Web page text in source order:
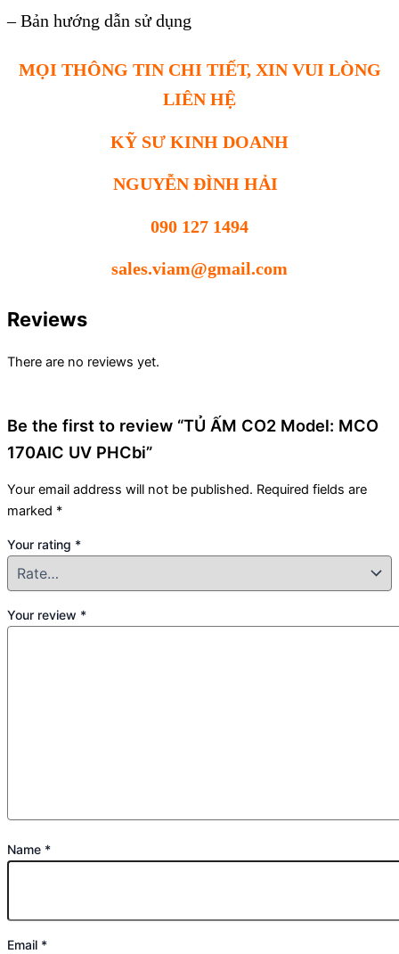
– Bản hướng dẫn sử dụng
MỌI THÔNG TIN CHI TIẾT, XIN VUI LÒNG
LIÊN HỆ
KỸ SƯ KINH DOANH
NGUYỄN ĐÌNH HẢI
090 127 1494
sales.viam@gmail.com
Reviews
There are no reviews yet.
Be the first to review “TỦ ẤM CO2 Model: MCO
170AIC UV PHCbi”
Your email address will not be published. Required fields are
marked *
Your rating *
Your review *
Name *
Email *